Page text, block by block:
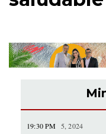
19:30 PM 5, 2024